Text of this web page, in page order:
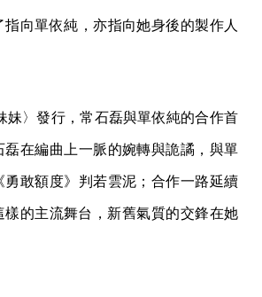
向單依純，亦指向她身後的製作人
妹〉發行，常石磊與單依純的合作首
磊在編曲上一脈的婉轉與詭譎，與單
勇敢額度》判若雲泥；合作一路延續
樣的主流舞台，新舊氣質的交鋒在她